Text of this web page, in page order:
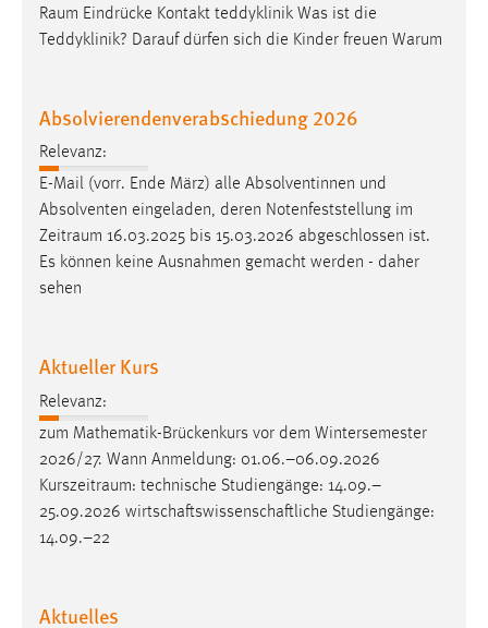
Raum Eindrücke Kontakt teddyklinik Was ist die
Teddyklinik? Darauf dürfen sich die Kinder freuen Warum
Absolvierendenverabschiedung 2026
Relevanz:
E-Mail (vorr. Ende März) alle Absolventinnen und
Absolventen eingeladen, deren Notenfeststellung im
Zeitraum 16.03.2025 bis 15.03.2026 abgeschlossen ist.
Es können keine Ausnahmen gemacht werden - daher
sehen
Aktueller Kurs
Relevanz:
zum Mathematik-Brückenkurs vor dem Wintersemester
2026/27. Wann Anmeldung: 01.06.–06.09.2026
Kurszeitraum: technische Studiengänge: 14.09.–
25.09.2026 wirtschaftswissenschaftliche Studiengänge:
14.09.–22
Aktuelles